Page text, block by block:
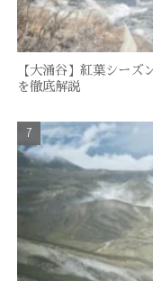
【大涌谷】紅葉シーズ
を徹底解説